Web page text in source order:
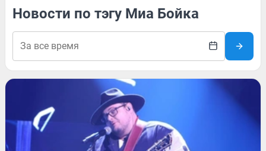
Новости по тэгу Миа Бойка